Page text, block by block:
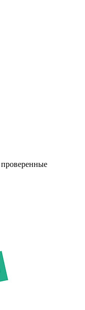
проверенные